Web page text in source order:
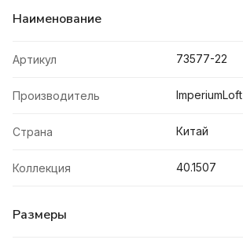
Наименование
Артикул 73577-22
Производитель ImperiumLoft
Страна Китай
Коллекция 40.1507
Размеры